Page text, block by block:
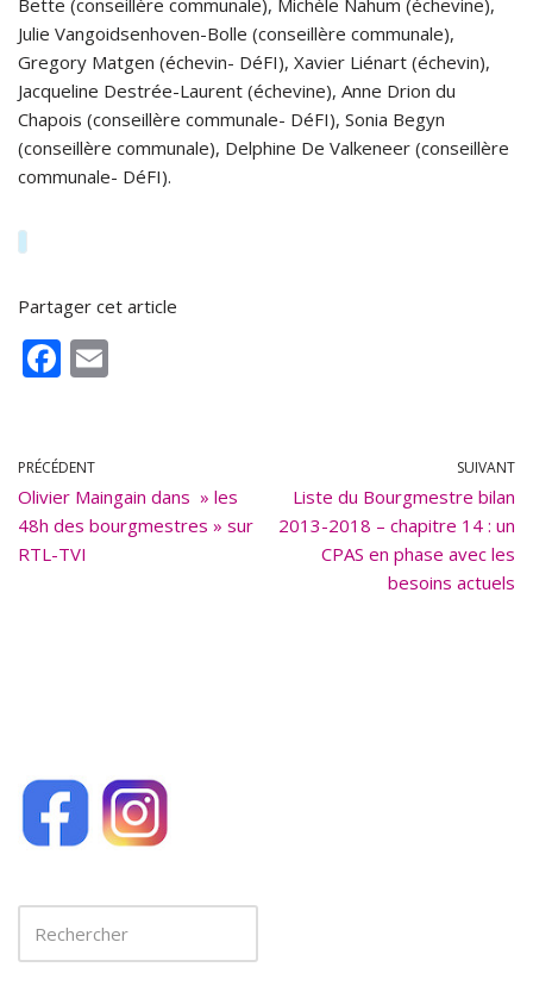
Bette (conseillère communale), Michèle Nahum (échevine),
Julie Vangoidsenhoven-Bolle (conseillère communale),
Gregory Matgen (échevin- DéFI), Xavier Liénart (échevin),
Jacqueline Destrée-Laurent (échevine), Anne Drion du
Chapois (conseillère communale- DéFI), Sonia Begyn
(conseillère communale), Delphine De Valkeneer (conseillère
communale- DéFI).
Partager cet article
F
b
o
o
PRÉCÉDENT
Olivier Maingain dans » les
48h des bourgmestres » sur
RTL-TVI
SUIVANT
Liste du Bourgmestre bilan
2013-2018 – chapitre 14 : un
CPAS en phase avec les
besoins actuels